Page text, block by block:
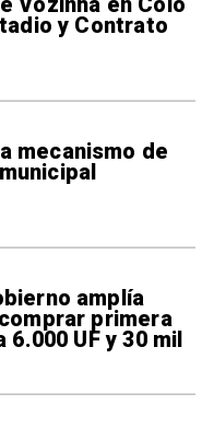
y Contrato
mecanismo de
amplía
primera
UF y 30 mil